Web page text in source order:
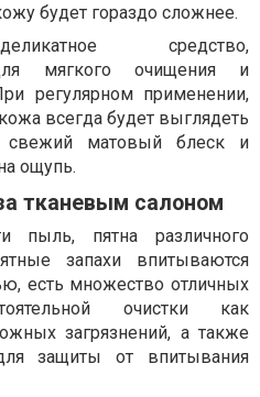
будет гораздо сложнее.
средство,
мягкого очищения и
регулярном применении,
всегда будет выглядеть
матовый блеск и
ощупь.
тканевым салоном
пыль, пятна различного
запахи впитываются
есть множество отличных
очистки как
загрязнений, а также
защиты от впитывания